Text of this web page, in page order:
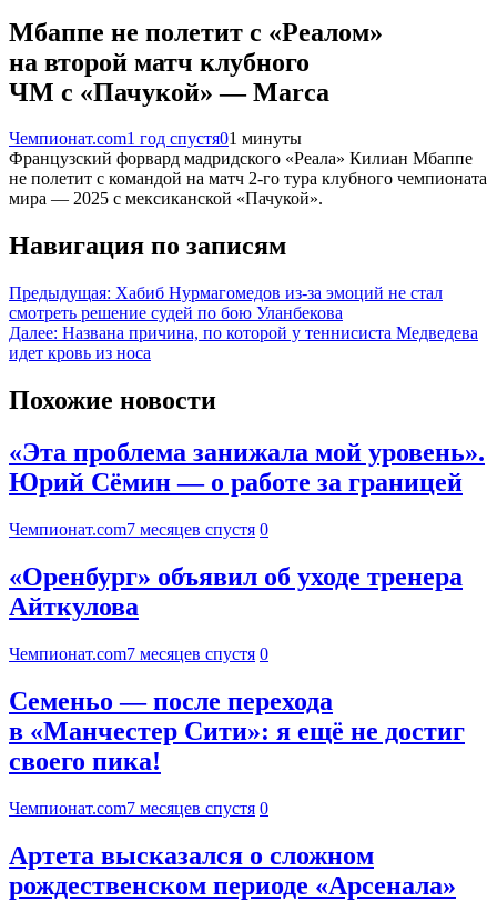
Мбаппе не полетит с «Реалом»
на второй матч клубного
ЧМ с «Пачукой» — Marca
Чемпионат.com1 год спустя01 минуты
Французский форвард мадридского «Реала» Килиан Мбаппе
не полетит с командой на матч 2-го тура клубного чемпионата
мира — 2025 с мексиканской «Пачукой».
Навигация по записям
Предыдущая: Хабиб Нурмагомедов из-за эмоций не стал
смотреть решение судей по бою Уланбекова
Далее: Названа причина, по которой у теннисиста Медведева
идет кровь из носа
Похожие новости
«Эта проблема занижала мой уровень».
Юрий Сёмин — о работе за границей
Чемпионат.com7 месяцев спустя 0
«Оренбург» объявил об уходе тренера
Айткулова
Чемпионат.com7 месяцев спустя 0
Семеньо — после перехода
в «Манчестер Сити»: я ещё не достиг
своего пика!
Чемпионат.com7 месяцев спустя 0
Артета высказался о сложном
рождественском периоде «Арсенала»